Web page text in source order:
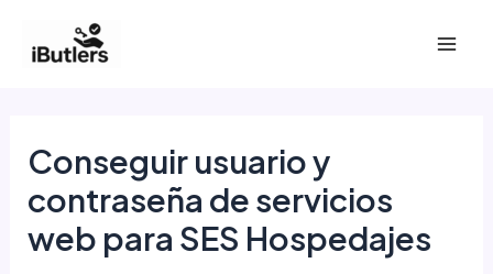
Conseguir usuario y
contraseña de servicios
web para SES Hospedajes